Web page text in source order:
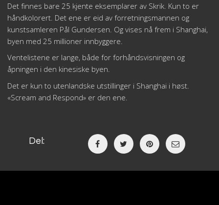
Det finnes bare 25 kjente eksemplarer av Skrik. Kun to er
håndkolorert. Det ene er eid av forretningsmannen og
kunstsamleren Pål Gundersen. Og vises nå frem i Shanghai,
byen med 25 millioner innbyggere.
Ventelistene er lange, både for forhåndsvisningen og
åpningen i den kinesiske byen.
Det er kun to utenlandske utstillinger i Shanghai i høst.
«Scream and Respond» er den ene.
Del: